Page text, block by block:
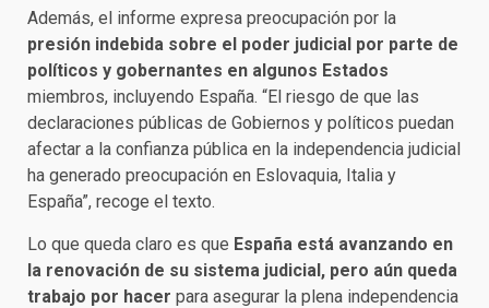
Además, el informe expresa preocupación por la
presión indebida sobre el poder judicial por parte de
políticos y gobernantes en algunos Estados
miembros, incluyendo España. “El riesgo de que las
declaraciones públicas de Gobiernos y políticos puedan
afectar a la confianza pública en la independencia judicial
ha generado preocupación en Eslovaquia, Italia y
España”, recoge el texto.
Lo que queda claro es que España está avanzando en
la renovación de su sistema judicial, pero aún queda
trabajo por hacer para asegurar la plena independencia